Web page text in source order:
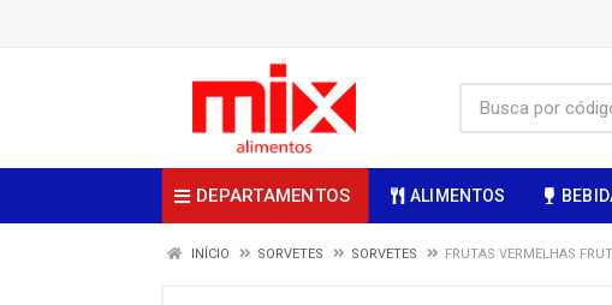
DEPARTAMENTOS ALIMENTOS
INÍCIO SORVETES SORVETES FRUTAS VERMELHAS